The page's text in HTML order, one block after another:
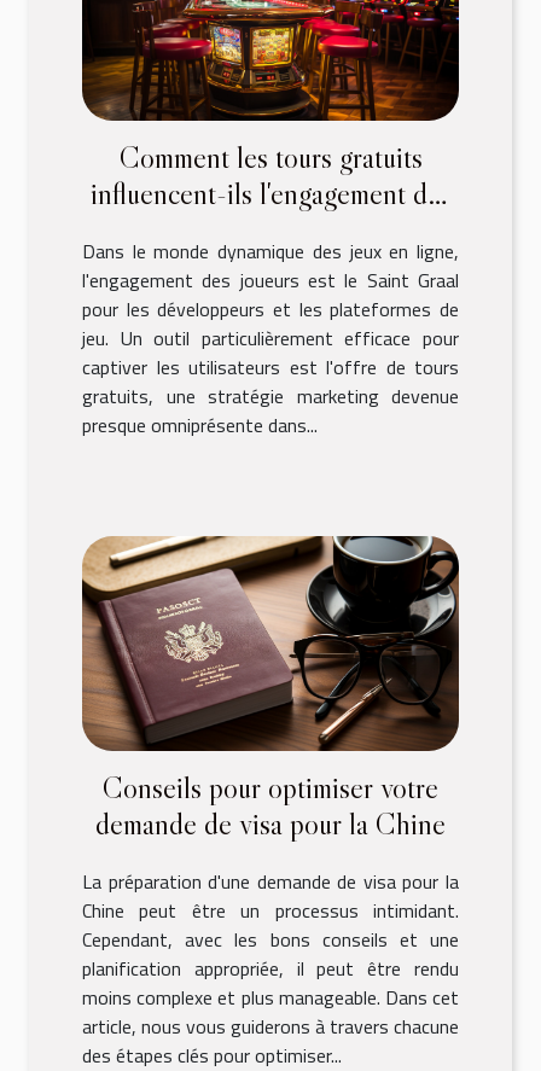
Comment les tours gratuits
influencent-ils l'engagement des
Dans le monde dynamique des jeux en ligne,
l'engagement des joueurs est le Saint Graal
pour les développeurs et les plateformes de
jeu. Un outil particulièrement efficace pour
captiver les utilisateurs est l'offre de tours
gratuits, une stratégie marketing devenue
presque omniprésente dans...
Conseils pour optimiser votre
demande de visa pour la Chine
La préparation d'une demande de visa pour la
Chine peut être un processus intimidant.
Cependant, avec les bons conseils et une
planification appropriée, il peut être rendu
moins complexe et plus manageable. Dans cet
article, nous vous guiderons à travers chacune
des étapes clés pour optimiser...